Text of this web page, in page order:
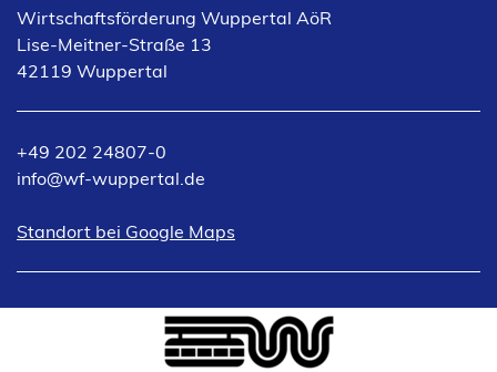
e
m
n
u
e
n
a
)
Wirtschaftsförderung Wuppertal AöR
Lise-Meitner-Straße 13
42119 Wuppertal
+49 202 24807-0
info
wf-wuppertal de
Standort bei Google Maps
(Öffnet
neuen